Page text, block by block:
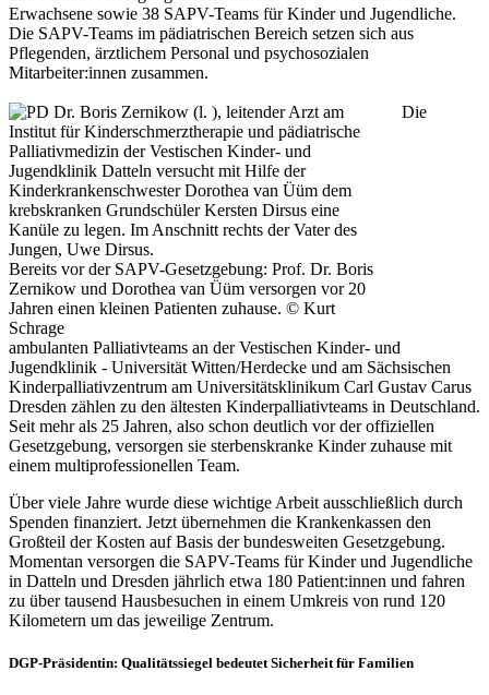
Erwachsene sowie 38 SAPV-Teams für Kinder und Jugendliche.
Die SAPV-Teams im pädiatrischen Bereich setzen sich aus
Pflegenden, ärztlichem Personal und psychosozialen
Mitarbeiter:innen zusammen.
Bereits vor der SAPV-Gesetzgebung: Prof. Dr. Boris
Zernikow und Dorothea van Üüm versorgen vor 20
Jahren einen kleinen Patienten zuhause. © Kurt
Schrage
Die
ambulanten Palliativteams an der Vestischen Kinder- und
Jugendklinik - Universität Witten/Herdecke und am Sächsischen
Kinderpalliativzentrum am Universitätsklinikum Carl Gustav Carus
Dresden zählen zu den ältesten Kinderpalliativteams in Deutschland.
Seit mehr als 25 Jahren, also schon deutlich vor der offiziellen
Gesetzgebung, versorgen sie sterbenskranke Kinder zuhause mit
einem multiprofessionellen Team.
Über viele Jahre wurde diese wichtige Arbeit ausschließlich durch
Spenden finanziert. Jetzt übernehmen die Krankenkassen den
Großteil der Kosten auf Basis der bundesweiten Gesetzgebung.
Momentan versorgen die SAPV-Teams für Kinder und Jugendliche
in Datteln und Dresden jährlich etwa 180 Patient:innen und fahren
zu über tausend Hausbesuchen in einem Umkreis von rund 120
Kilometern um das jeweilige Zentrum.
DGP-Präsidentin: Qualitätssiegel bedeutet Sicherheit für Familien